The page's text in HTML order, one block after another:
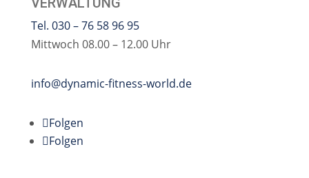
Tel. 030 – 76 58 96 95
Mittwoch 08.00 – 12.00 Uhr
info@dynamic-fitness-world.de
Folgen
Folgen